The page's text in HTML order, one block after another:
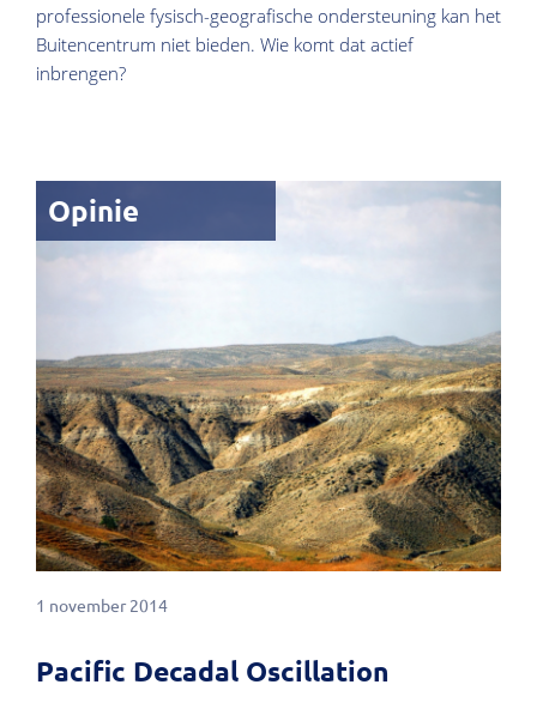
professionele fysisch-geografische ondersteuning kan het
Buitencentrum niet bieden. Wie komt dat actief
inbrengen?
Opinie
1 november 2014
Pacific Decadal Oscillation